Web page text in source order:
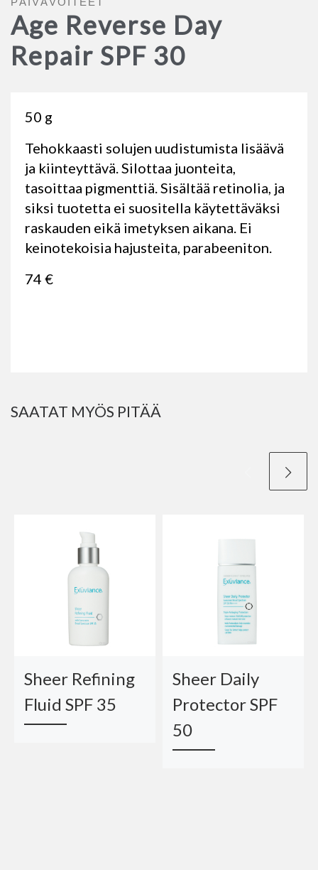
Age Reverse Day
Repair SPF 30
50 g
Tehokkaasti solujen uudistumista lisäävä
ja kiinteyttävä. Silottaa juonteita,
tasoittaa pigmenttiä. Sisältää retinolia, ja
siksi tuotetta ei suositella käytettäväksi
raskauden eikä imetyksen aikana. Ei
keinotekoisia hajusteita, parabeeniton.
74 €
SAATAT MYÖS PITÄÄ
Sheer Refining
Fluid SPF 35
Sheer Daily
Protector SPF
50